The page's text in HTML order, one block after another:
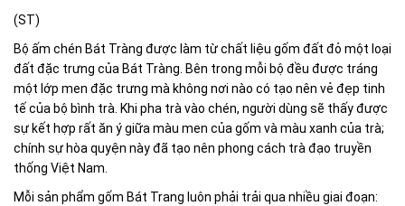
(ST)
Bộ ấm chén Bát Tràng được làm từ chất liệu gốm đất đỏ một loại
đất đặc trưng của Bát Tràng. Bên trong mỗi bộ đều được tráng
một lớp men đặc trưng mà không nơi nào có tạo nên vẻ đẹp tinh
tế của bộ bình trà. Khi pha trà vào chén, người dùng sẽ thấy được
sự kết hợp rất ăn ý giữa màu men của gốm và màu xanh của trà;
chính sự hòa quyện này đã tạo nên phong cách trà đạo truyền
thống Việt Nam.
Mỗi sản phẩm gốm Bát Trang luôn phải trải qua nhiều giai đoạn: